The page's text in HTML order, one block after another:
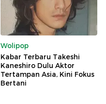
Wolipop
Kabar Terbaru Takeshi
Kaneshiro Dulu Aktor
Tertampan Asia, Kini Fokus
Bertani